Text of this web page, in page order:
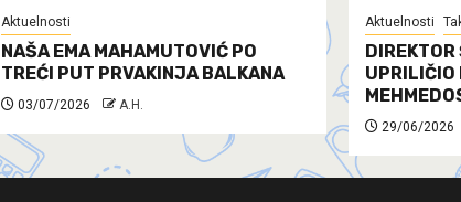
Aktuelnosti
NAŠA EMA MAHAMUTOVIĆ PO
TREĆI PUT PRVAKINJA BALKANA
03/07/2026 A.H.
Aktuelnosti
DIREKTOR
29/06/2026